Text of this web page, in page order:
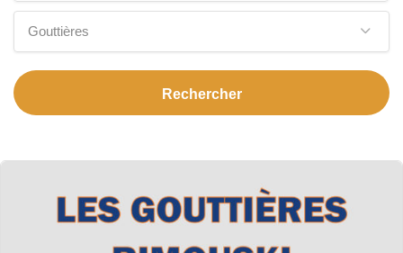
Gouttières